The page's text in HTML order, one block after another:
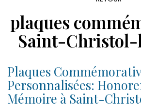
plaques
Saint-Christol-
Plaques
Personnalisées:
Mémoire à Saint-